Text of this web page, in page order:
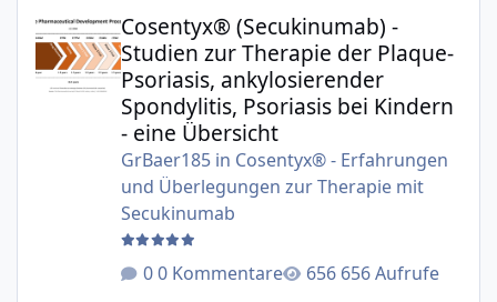
Cosentyx® (Secukinumab) -
Studien zur Therapie der Plaque-
Psoriasis, ankylosierender
Spondylitis, Psoriasis bei Kindern
- eine Übersicht
GrBaer185in Cosentyx® - Erfahrungen
und Überlegungen zur Therapie mit
Secukinumab
0 Kommentare
656 Aufrufe